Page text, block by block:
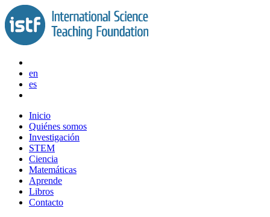
Saltar
al
contenido
en
es
Inicio
Quiénes somos
Investigación
STEM
Ciencia
Matemáticas
Aprende
Libros
Contacto